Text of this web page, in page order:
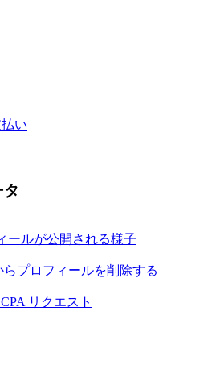
い
ールが公開される様子
らプロフィールを削除する
リクエスト